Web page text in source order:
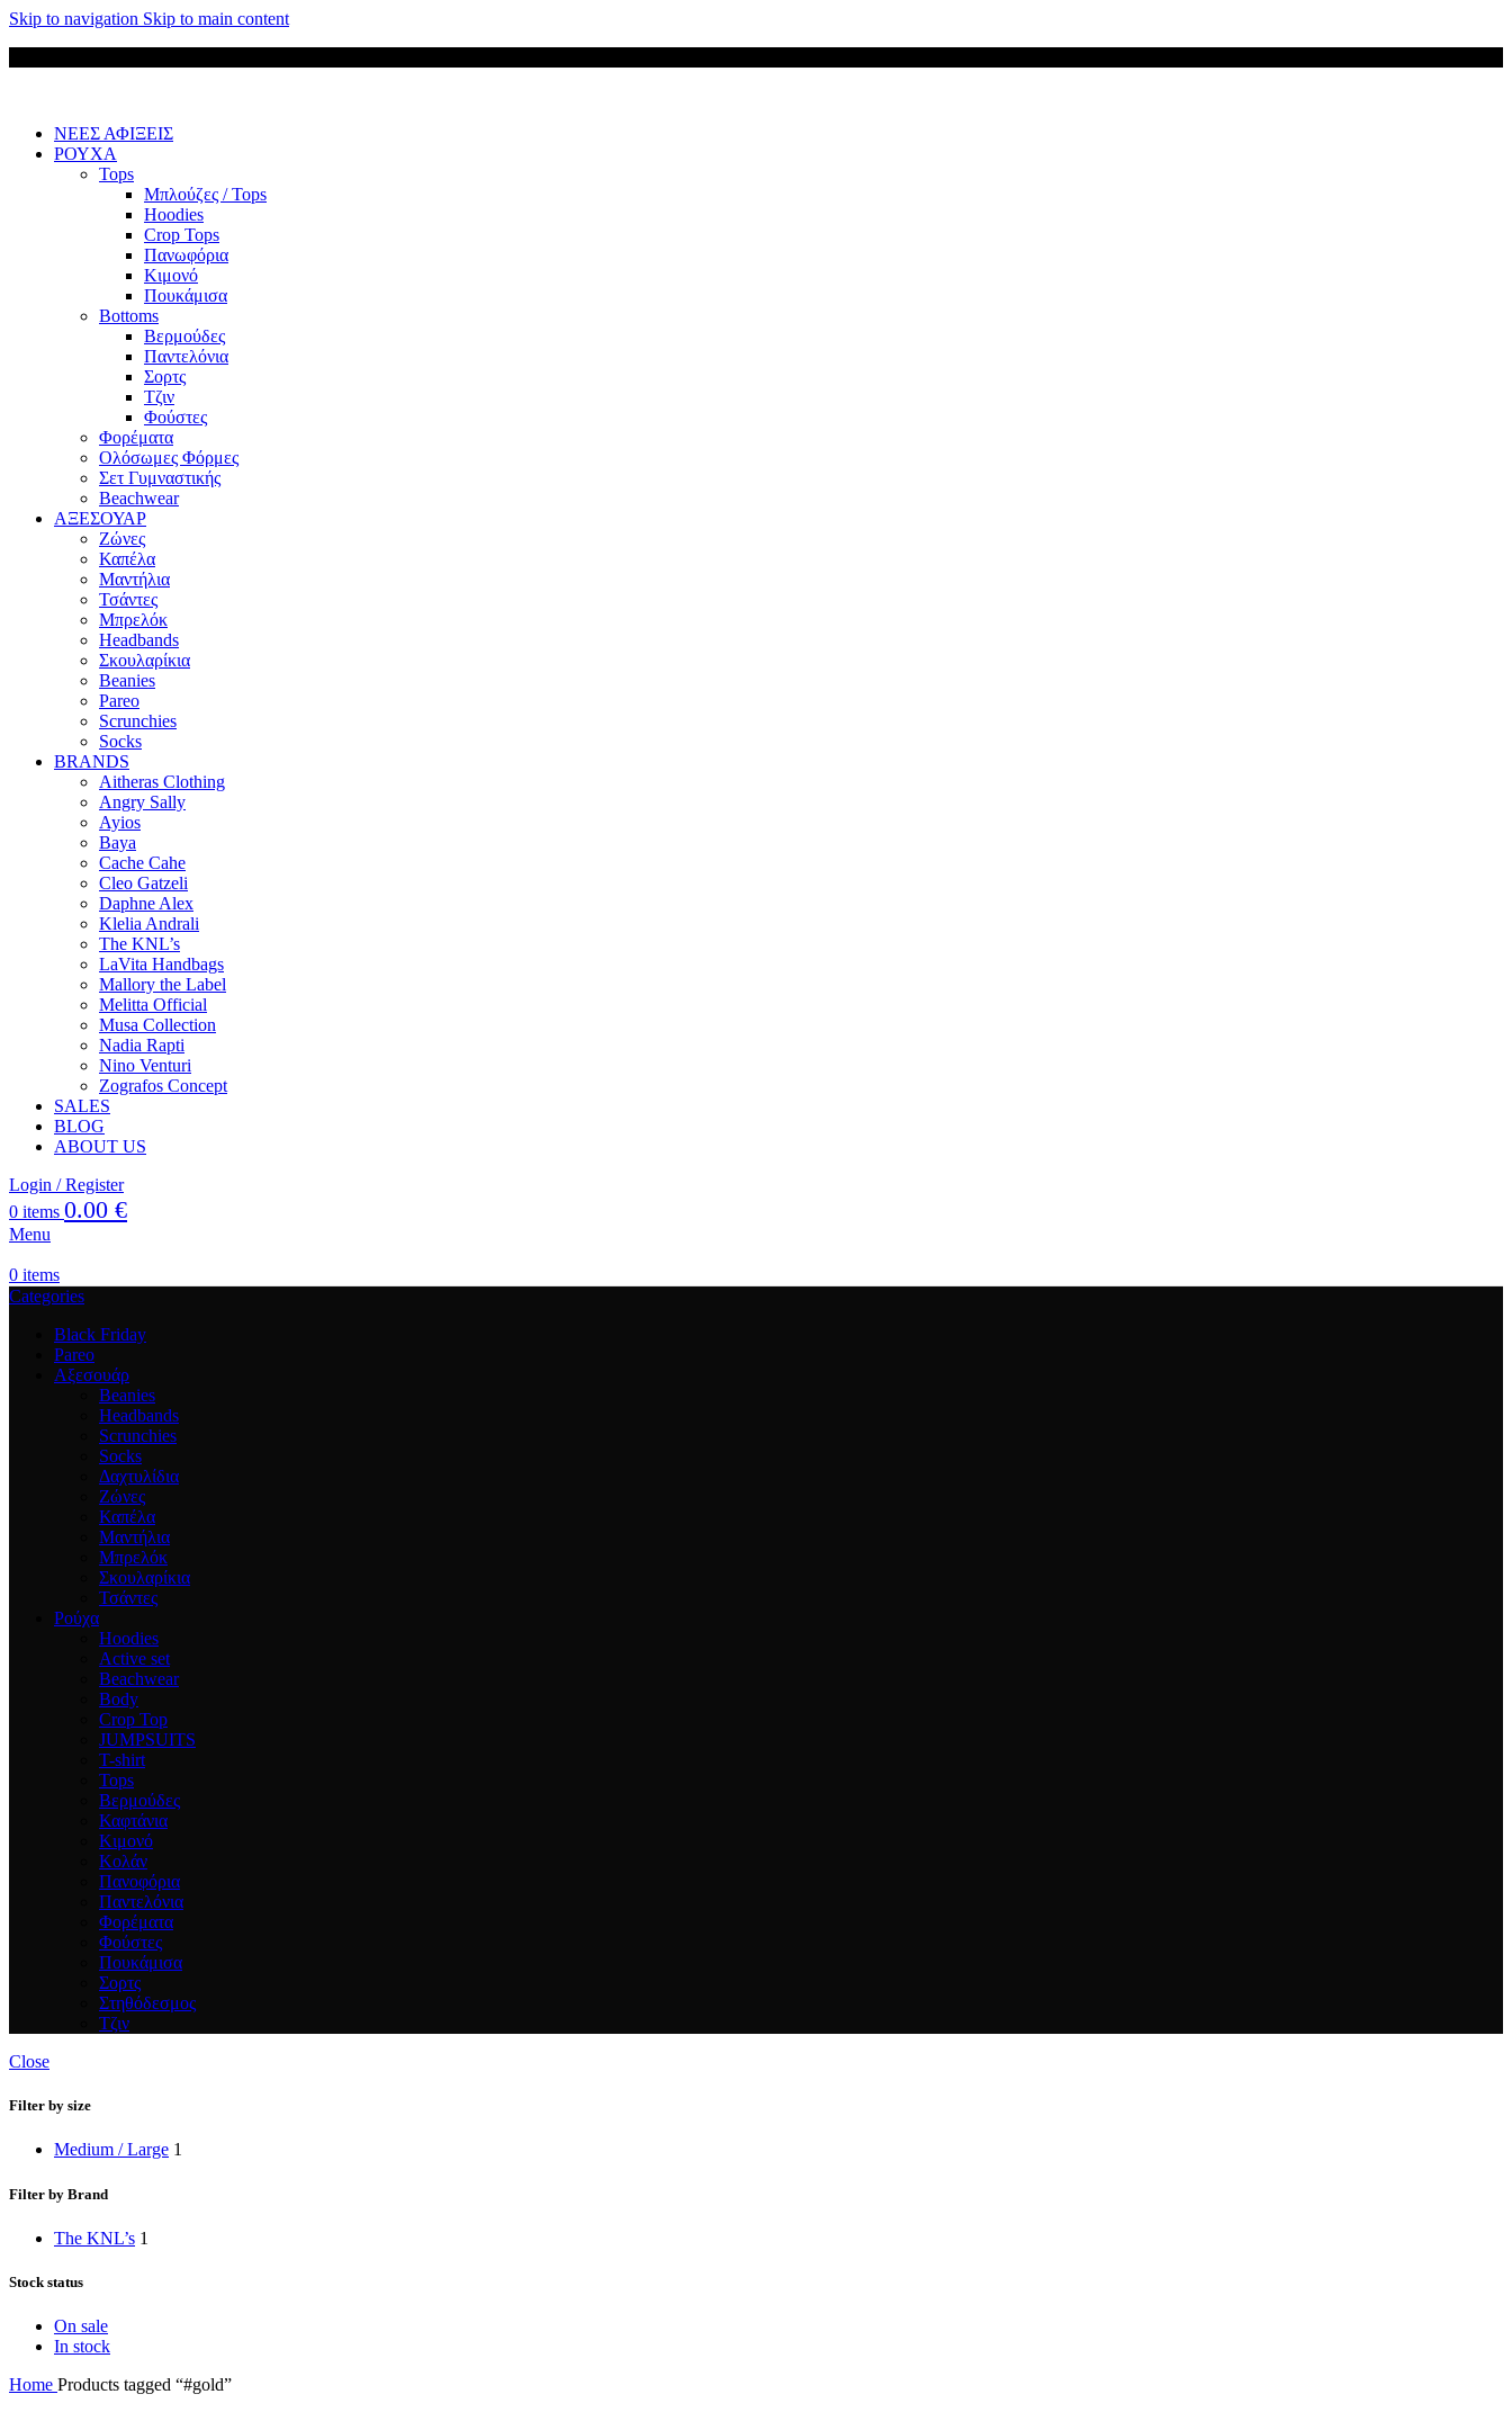
Skip to navigation Skip to main content
ΝΕΕΣ ΑΦΙΞΕΙΣ
ΡΟΥΧΑ
Tops
Μπλούζες / Tops
Hoodies
Crop Tops
Πανωφόρια
Κιμονό
Πουκάμισα
Bottoms
Βερμούδες
Παντελόνια
Σορτς
Τζιν
Φούστες
Φορέματα
Ολόσωμες Φόρμες
Σετ Γυμναστικής
Beachwear
ΑΞΕΣΟΥΑΡ
Ζώνες
Καπέλα
Μαντήλια
Τσάντες
Μπρελόκ
Headbands
Σκουλαρίκια
Beanies
Pareo
Scrunchies
Socks
BRANDS
Aitheras Clothing
Angry Sally
Ayios
Baya
Cache Cahe
Cleo Gatzeli
Daphne Alex
Klelia Andrali
The KNL’s
LaVita Handbags
Mallory the Label
Melitta Official
Musa Collection
Nadia Rapti
Nino Venturi
Zografos Concept
SALES
BLOG
ABOUT US
Login / Register
0 items 0.00 €
Menu
0 items
Categories
Black Friday
Pareo
Αξεσουάρ
Beanies
Headbands
Scrunchies
Socks
Δαχτυλίδια
Ζώνες
Καπέλα
Μαντήλια
Μπρελόκ
Σκουλαρίκια
Τσάντες
Ρούχα
Hoodies
Active set
Beachwear
Body
Crop Top
JUMPSUITS
T-shirt
Tops
Βερμούδες
Καφτάνια
Κιμονό
Κολάν
Πανοφόρια
Παντελόνια
Φορέματα
Φούστες
Πουκάμισα
Σορτς
Στηθόδεσμος
Τζιν
Close
Filter by size
Medium / Large 1
Filter by Brand
The KNL’s 1
Stock status
On sale
In stock
Home Products tagged “#gold”